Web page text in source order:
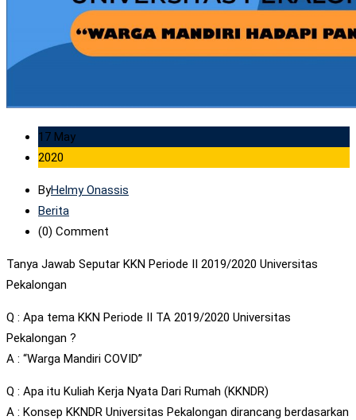
17 May
2020
ByHelmy Onassis
Berita
(0) Comment
Tanya Jawab Seputar KKN Periode II 2019/2020 Universitas
Pekalongan
Q : Apa tema KKN Periode II TA 2019/2020 Universitas
Pekalongan ?
A : “Warga Mandiri COVID”
Q : Apa itu Kuliah Kerja Nyata Dari Rumah (KKNDR)
A : Konsep KKNDR Universitas Pekalongan dirancang berdasarkan